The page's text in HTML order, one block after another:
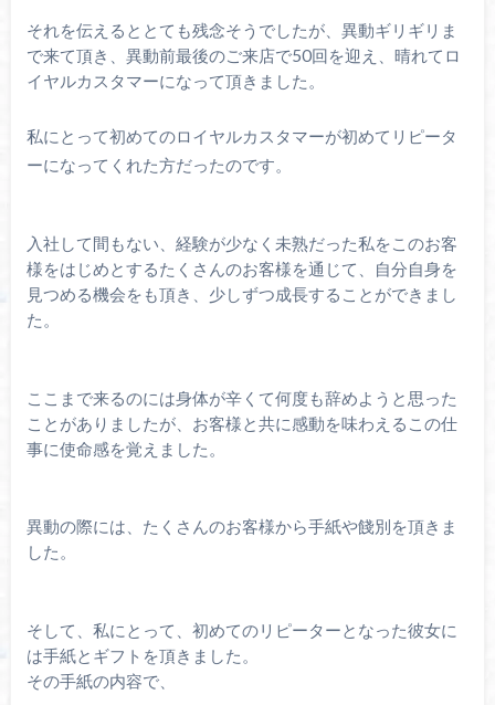
それを伝えるととても残念そうでしたが、異動ギリギリま
で来て頂き、異動前最後のご来店で50回を迎え、晴れてロ
イヤルカスタマーになって頂きました。
私にとって初めてのロイヤルカスタマーが初めてリピータ
ーになってくれた方だったのです。
入社して間もない、経験が少なく未熟だった私をこのお客
様をはじめとするたくさんのお客様を通じて、自分自身を
見つめる機会をも頂き、少しずつ成長することができまし
た。
ここまで来るのには身体が辛くて何度も辞めようと思った
ことがありましたが、お客様と共に感動を味わえるこの仕
事に使命感を覚えました。
異動の際には、たくさんのお客様から手紙や餞別を頂きま
した。
そして、私にとって、初めてのリピーターとなった彼女に
は手紙とギフトを頂きました。
その手紙の内容で、